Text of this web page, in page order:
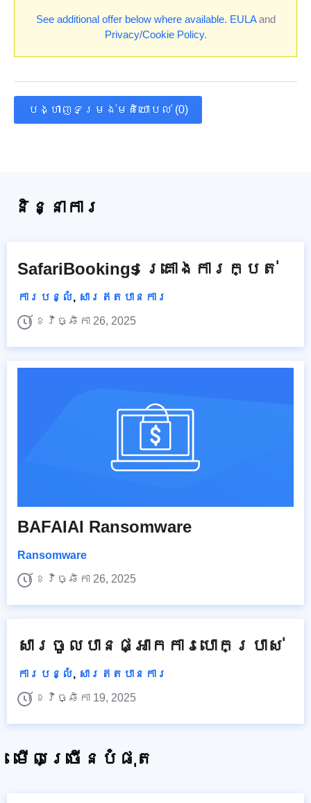
See additional offer below where available. EULAand
Privacy/Cookie Policy.
បង្ហាញទម្រង់មតិយោបល់ (0)
និន្នាការ
SafariBookings គ្រោងការក្បត់
ការបន្លំ, សារឥតបានការ
ខែវិច្ឆិកា 26, 2025
BAFAIAI Ransomware
Ransomware
ខែវិច្ឆិកា 26, 2025
សារចូលបានផ្អាកការបោកប្រាស់
ការបន្លំ, សារឥតបានការ
ខែវិច្ឆិកា 19, 2025
មើលច្រើនបំផុត